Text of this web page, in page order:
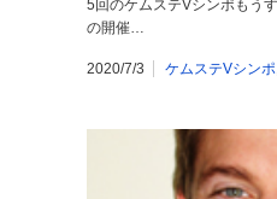
5回のケムステVシンポもう
の開催…
2020/7/3 ケムステVシンポ